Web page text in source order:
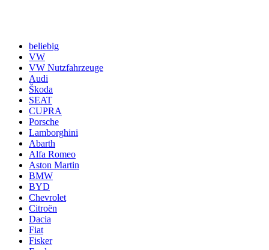
beliebig
VW
VW Nutzfahrzeuge
Audi
Škoda
SEAT
CUPRA
Porsche
Lamborghini
Abarth
Alfa Romeo
Aston Martin
BMW
BYD
Chevrolet
Citroën
Dacia
Fiat
Fisker